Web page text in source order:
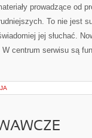
prowadzące od
To nie jest
jej słuchać.
centrum serwisu są